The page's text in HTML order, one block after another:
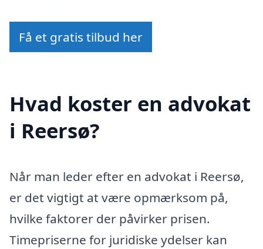
Få et gratis tilbud her
Hvad koster en advokat
i Reersø?
Når man leder efter en advokat i Reersø,
er det vigtigt at være opmærksom på,
hvilke faktorer der påvirker prisen.
Timepriserne for juridiske ydelser kan